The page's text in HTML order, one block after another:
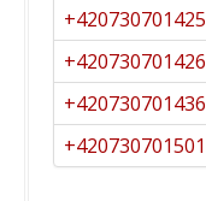
+420730701425
+420730701426
+420730701436
+420730701501